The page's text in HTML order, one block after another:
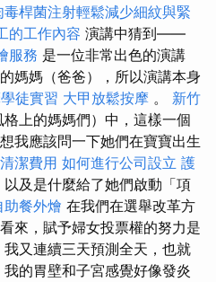
毒桿菌注射輕鬆減少細紋與緊
的工作內容 演講中猜到——
服務 是一位非常出色的演講
媽媽（爸爸），所以演講本身
徒實習 大甲放鬆按摩 。 新竹
上的媽媽們）中，這樣一個
我應該問一下她們在寶寶出生
潔費用 如何進行公司設立 護
及是什麼給了她們啟動「項
助餐外燴 在我們在選舉改革方
來，賦予婦女投票權的努力是
又連續三天預測全天，也就
的胃壁和子宮感覺好像發炎